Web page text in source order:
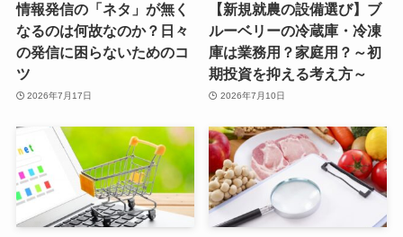
情報発信の「ネタ」が無く
なるのは何故なのか？日々
の発信に困らないためのコ
ツ
2026年7月17日
【新規就農の設備選び】ブ
ルーベリーの冷蔵庫・冷凍
庫は業務用？家庭用？～初
期投資を抑える考え方～
2026年7月10日